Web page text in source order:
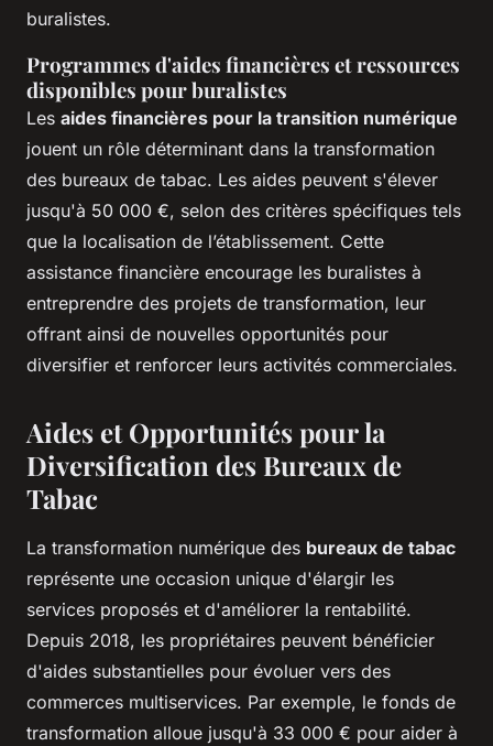
buralistes.
Programmes d'aides financières et ressources
disponibles pour buralistes
Les aides financières pour la transition numérique
jouent un rôle déterminant dans la transformation
des bureaux de tabac. Les aides peuvent s'élever
jusqu'à 50 000 €, selon des critères spécifiques tels
que la localisation de l’établissement. Cette
assistance financière encourage les buralistes à
entreprendre des projets de transformation, leur
offrant ainsi de nouvelles opportunités pour
diversifier et renforcer leurs activités commerciales.
Aides et Opportunités pour la
Diversification des Bureaux de
Tabac
La transformation numérique des bureaux de tabac
représente une occasion unique d'élargir les
services proposés et d'améliorer la rentabilité.
Depuis 2018, les propriétaires peuvent bénéficier
d'aides substantielles pour évoluer vers des
commerces multiservices. Par exemple, le fonds de
transformation alloue jusqu'à 33 000 € pour aider à